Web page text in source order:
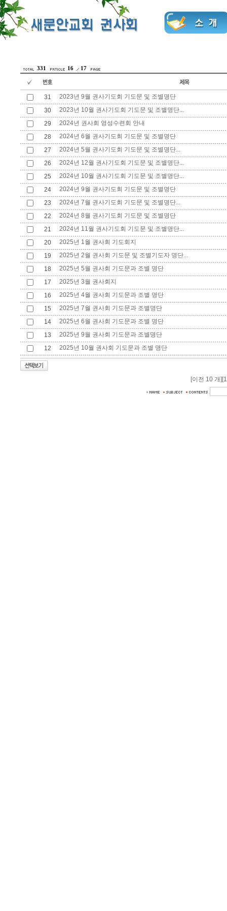
331 16 17
31
2023년 9월 권사기도회 기도문 및 조별명단
30
2023년 10월 권사기도회 기도문 및 조별명단...
29
2024년 권사회 영성수련회 안내
28
2024년 6월 권사기도회 기도문 및 조별명단
27
2024년 5월 권사기도회 기도문 및 조별명단...
26
2024년 12월 권사기도회 기도문 및 조별명단...
25
2024년 10월 권사기도회 기도문 및 조별명단...
24
2024년 9월 권사기도회 기도문 및 조별명단
23
2024년 7월 권사기도회 기도문 및 조별명단...
22
2024년 8월 권사기도회 기도문 및 조별명단
21
2024년 11월 권사기도회 기도문 및 조별명단...
20
2025년 1월 권사회 기도회지
19
2025년 2월 권사회 기도문 및 조별기도자 명단...
18
2025년 5월 권사회 기도문과 조별 명단
17
2025년 3월 권사회지
16
2025년 4월 권사회 기도문과 조별 명단
15
2025년 7월 권사회 기도문과 조별명단
14
2025년 6월 권사회 기도문과 조별 명단
13
2025년 9월 권사회 기도문과 조별명단
12
2025년 10월 권사회 기도문과 조별 명단
[이전 10 개]